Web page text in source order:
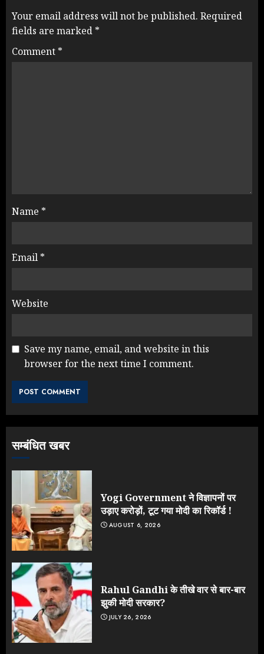
Your email address will not be published. Required
fields are marked *
Comment *
Name *
Email *
Website
Save my name, email, and website in this
browser for the next time I comment.
सम्बंधित खबर
Yogi Government ने विज्ञापनों पर
उड़ाए करोड़ों, टूट गया मोदी का रिकॉर्ड !
AUGUST 6, 2026
Rahul Gandhi के तीखे वार से बार-बार
झुकी मोदी सरकार?
JULY 26, 2026
NEET महाघोटाले पर Rahul Gandhi
4
5
JULY 19, 2026